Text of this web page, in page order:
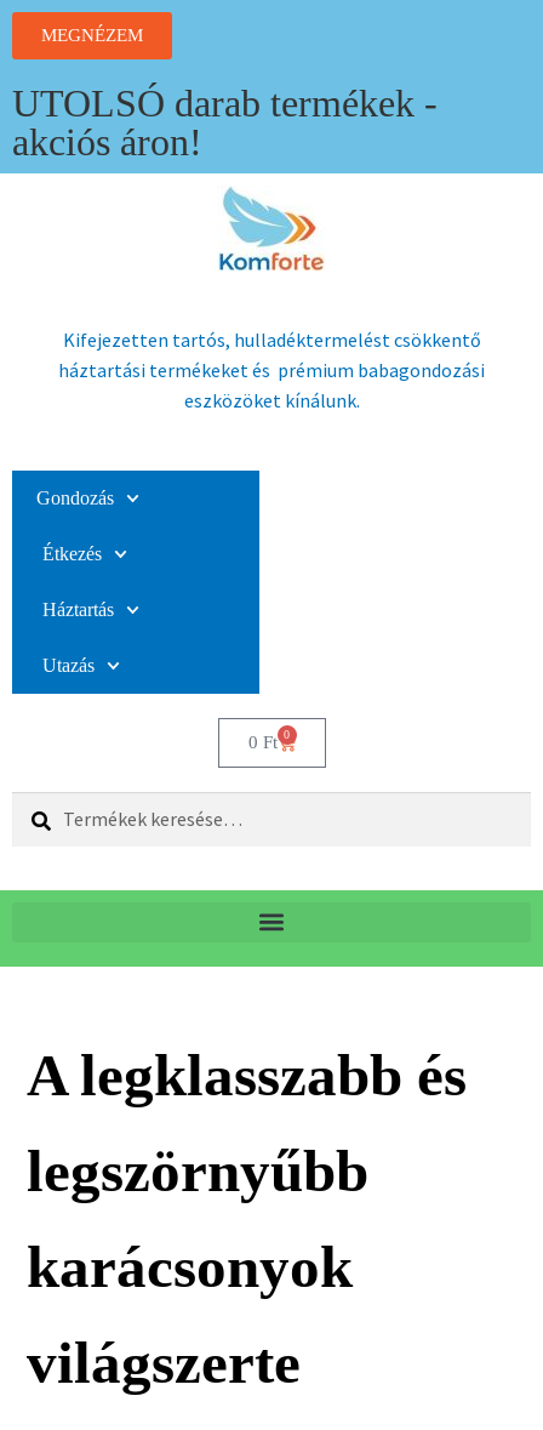
MEGNÉZEM
UTOLSÓ darab termékek -
akciós áron!
Kifejezetten tartós, hulladéktermelést csökkentő
háztartási termékeket és prémium babagondozási
eszközöket kínálunk.
Gondozás
Étkezés
Háztartás
Utazás
0 Ft 0
Keresés
A legklasszabb és
legszörnyűbb
karácsonyok
világszerte